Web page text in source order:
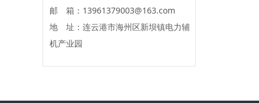
邮 箱：13961379003@163.com
地 址：连云港市海州区新坝镇电力辅
机产业园